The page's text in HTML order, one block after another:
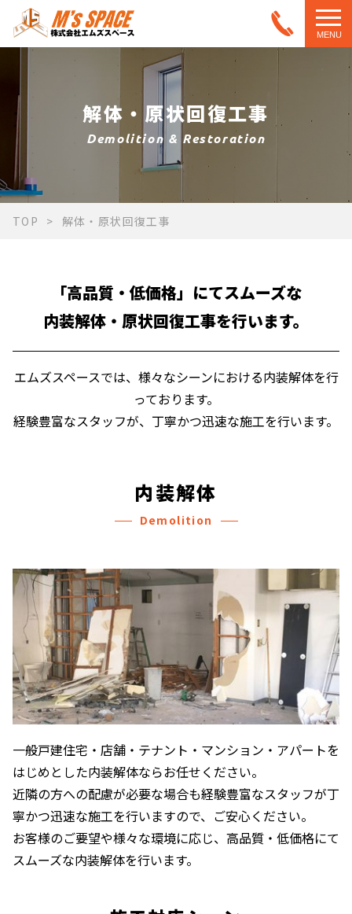
MENU
解体・原状回復工事
Demolition & Restoration
TOP 解体・原状回復工事
「高品質・低価格」にてスムーズな
内装解体・原状回復工事を行います。
エムズスペースでは、様々なシーンにおける内装解体を行
っております。
経験豊富なスタッフが、丁寧かつ迅速な施工を行います。
内装解体
Demolition
一般戸建住宅・店舗・テナント・マンション・アパートを
はじめとした内装解体ならお任せください。
近隣の方への配慮が必要な場合も経験豊富なスタッフが丁
寧かつ迅速な施工を行いますので、ご安心ください。
お客様のご要望や様々な環境に応じ、高品質・低価格にて
スムーズな内装解体を行います。